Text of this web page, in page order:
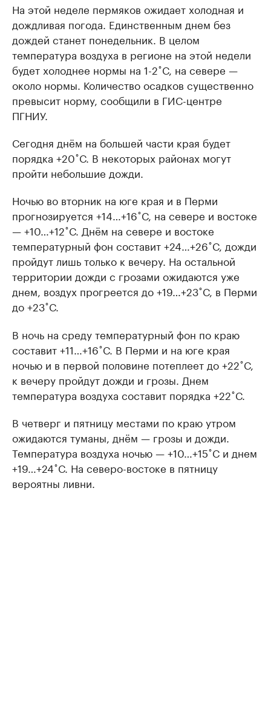
На этой неделе пермяков ожидает холодная и
дождливая погода. Единственным днем без
дождей станет понедельник. В целом
температура воздуха в регионе на этой недели
будет холоднее нормы на 1-2˚С, на севере —
около нормы. Количество осадков существенно
превысит норму, сообщили в ГИС-центре
ПГНИУ.
Сегодня днём на большей части края будет
порядка +20˚С. В некоторых районах могут
пройти небольшие дожди.
Ночью во вторник на юге края и в Перми
прогнозируется +14…+16˚С, на севере и востоке
— +10…+12˚С. Днём на севере и востоке
температурный фон составит +24…+26˚С, дожди
пройдут лишь только к вечеру. На остальной
территории дожди с грозами ожидаются уже
днем, воздух прогреется до +19…+23˚С, в Перми
до +23˚С.
В ночь на среду температурный фон по краю
составит +11…+16˚С. В Перми и на юге края
ночью и в первой половине потеплеет до +22˚С,
к вечеру пройдут дожди и грозы. Днем
температура воздуха составит порядка +22˚С.
В четверг и пятницу местами по краю утром
ожидаются туманы, днём — грозы и дожди.
Температура воздуха ночью — +10…+15˚С и днем
+19…+24˚С. На северо-востоке в пятницу
вероятны ливни.